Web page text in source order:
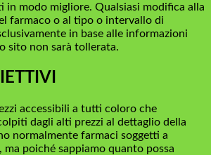
in modo migliore. Qualsiasi modifica alla
farmaco o al tipo o intervallo di
in base alle informazioni
sito non sarà tollerata.
accessibili a tutti coloro che
dagli alti prezzi al dettaglio della
normalmente farmaci soggetti a
ma poiché sappiamo quanto possa